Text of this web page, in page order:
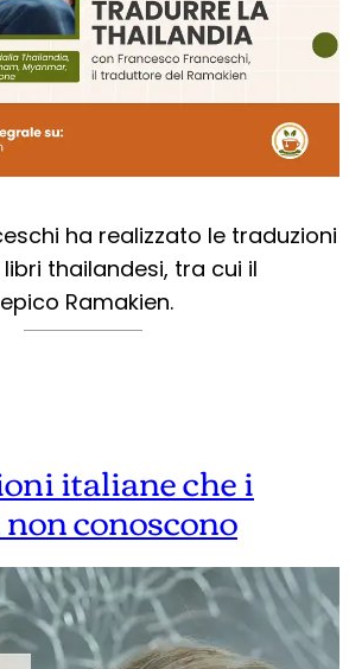
ha realizzato le traduzioni
thailandesi, tra cui il
Ramakien.
italiane che i
conoscono